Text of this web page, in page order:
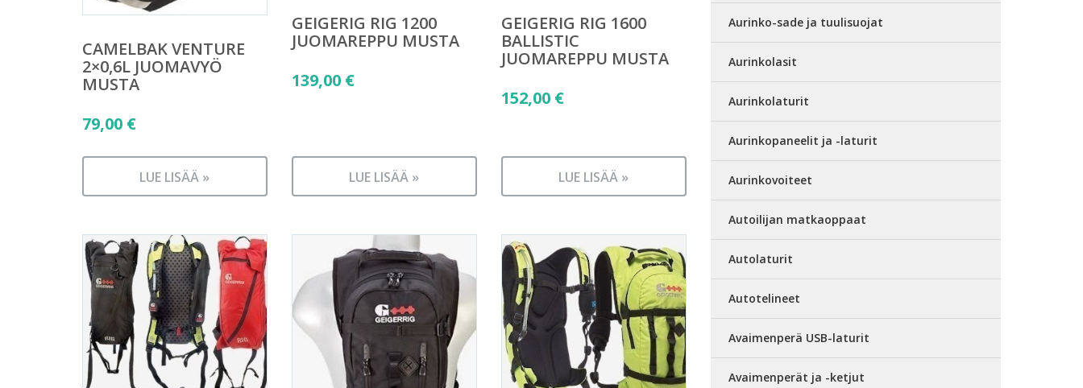
CAMELBAK VENTURE
2×0,6L JUOMAVYÖ
MUSTA
79,00 €
LUE LISÄÄ »
GEIGERIG RIG 1200
JUOMAREPPU MUSTA
139,00 €
LUE LISÄÄ »
GEIGERIG RIG 1600
BALLISTIC
JUOMAREPPU MUSTA
152,00 €
LUE LISÄÄ »
Aurinko-sade ja tuulisuojat
Aurinkolasit
Aurinkolaturit
Aurinkopaneelit ja -laturit
Aurinkovoiteet
Autoilijan matkaoppaat
Autolaturit
Autotelineet
Avaimenperä USB-laturit
Avaimenperät ja -ketjut